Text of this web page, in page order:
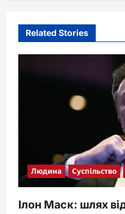
Related Stories
Людина Суспільство
Ілон Маск: шлях